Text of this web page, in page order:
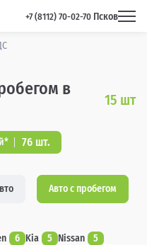
+7 (8112) 70-02-70 Псков
в
15 шт
76 шт.
Авто с пробегом
6 Kia 5 Nissan
5